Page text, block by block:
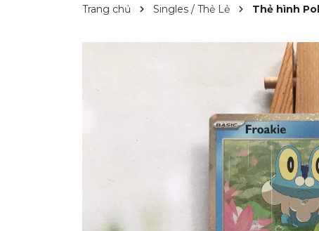
Trang chủ Singles / Thẻ Lẻ Thẻ hình